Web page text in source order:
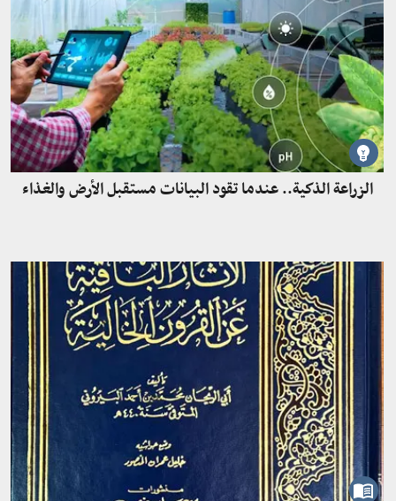
الزراعة الذكية.. عندما تقود البيانات مستقبل الأرض والغذاء